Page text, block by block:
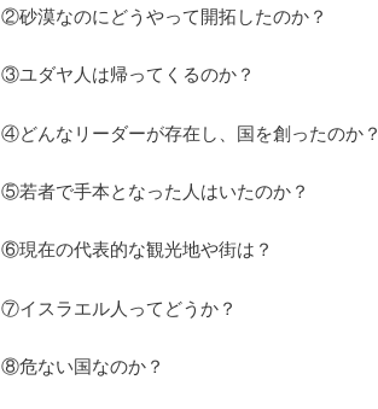
②砂漠なのにどうやって開拓したのか？
③ユダヤ人は帰ってくるのか？
④どんなリーダーが存在し、国を創ったのか？
⑤若者で手本となった人はいたのか？
⑥現在の代表的な観光地や街は？
⑦イスラエル人ってどうか？
⑧危ない国なのか？